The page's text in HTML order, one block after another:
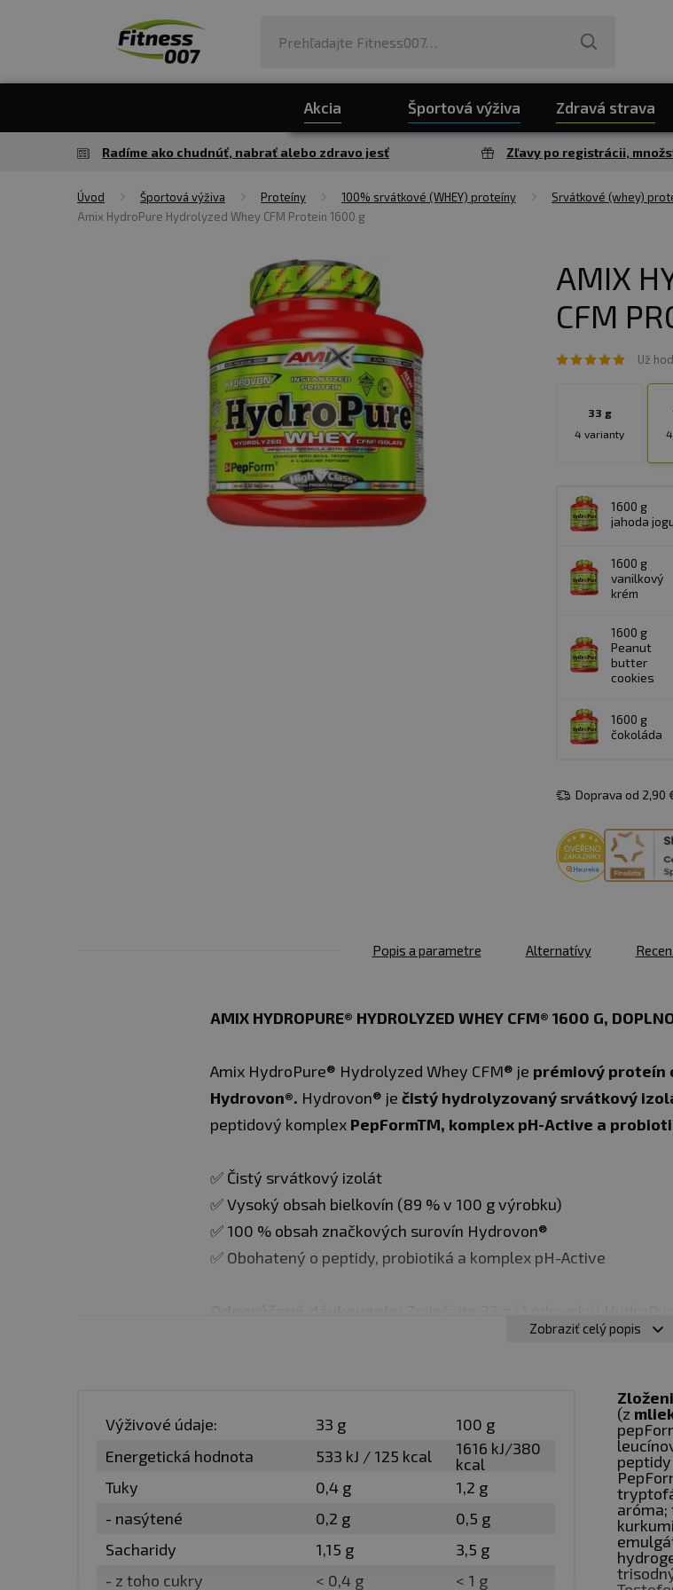
Akcia Športová výživa Zdravá strava
Radíme ako chudnúť, nabrať alebo zdravo jesť Zľavy po registrácii,
Úvod Športová výživa Proteíny 100% srvátkové (WHEY) proteíny
Srvátkové (whey)
Amix HydroPure Hydrolyzed Whey CFM Protein 1600 g
AMIX
CFM
Už
33 g
4 varianty
1600 g
jahoda
1600 g
vanilkový
krém
1600 g
Peanut
butter
cookies
1600 g
čokoláda
Doprava od 2,90
Popis a parametre Alternatívy
AMIX HYDROPURE® HYDROLYZED WHEY CFM® 1600 G,
Amix HydroPure® Hydrolyzed Whey CFM® je prémiový proteín
Hydrovon®. Hydrovon® je čistý hydrolyzovaný srvátkový
peptidový komplex PepFormTM, komplex pH-Active a
✅ Čistý srvátkový izolát
✅ Vysoký obsah bielkovín (89 % v 100 g výrobku)
✅ 100 % obsah značkových surovín Hydrovon®
✅ Obohatený o peptidy, probiotiká a komplex pH-Active
mlieka. Užívajte 1-3 dávky denne v závislosti od požadovaného
Veľkosť porcie: 33 g
Minimálna trvanlivosť
Zobraziť celý popis
Výživové údaje: 33 g
100 g
Energetická hodnota
533 kJ / 125 kcal
1616 kJ/380
kcal
Tuky
0,4 g
1,2 g
- nasýtené
0,2 g
0,5 g
Sacharidy
1,15 g
3,5 g
- z toho cukry
< 0,4 g
< 1 g
(z
peptidy